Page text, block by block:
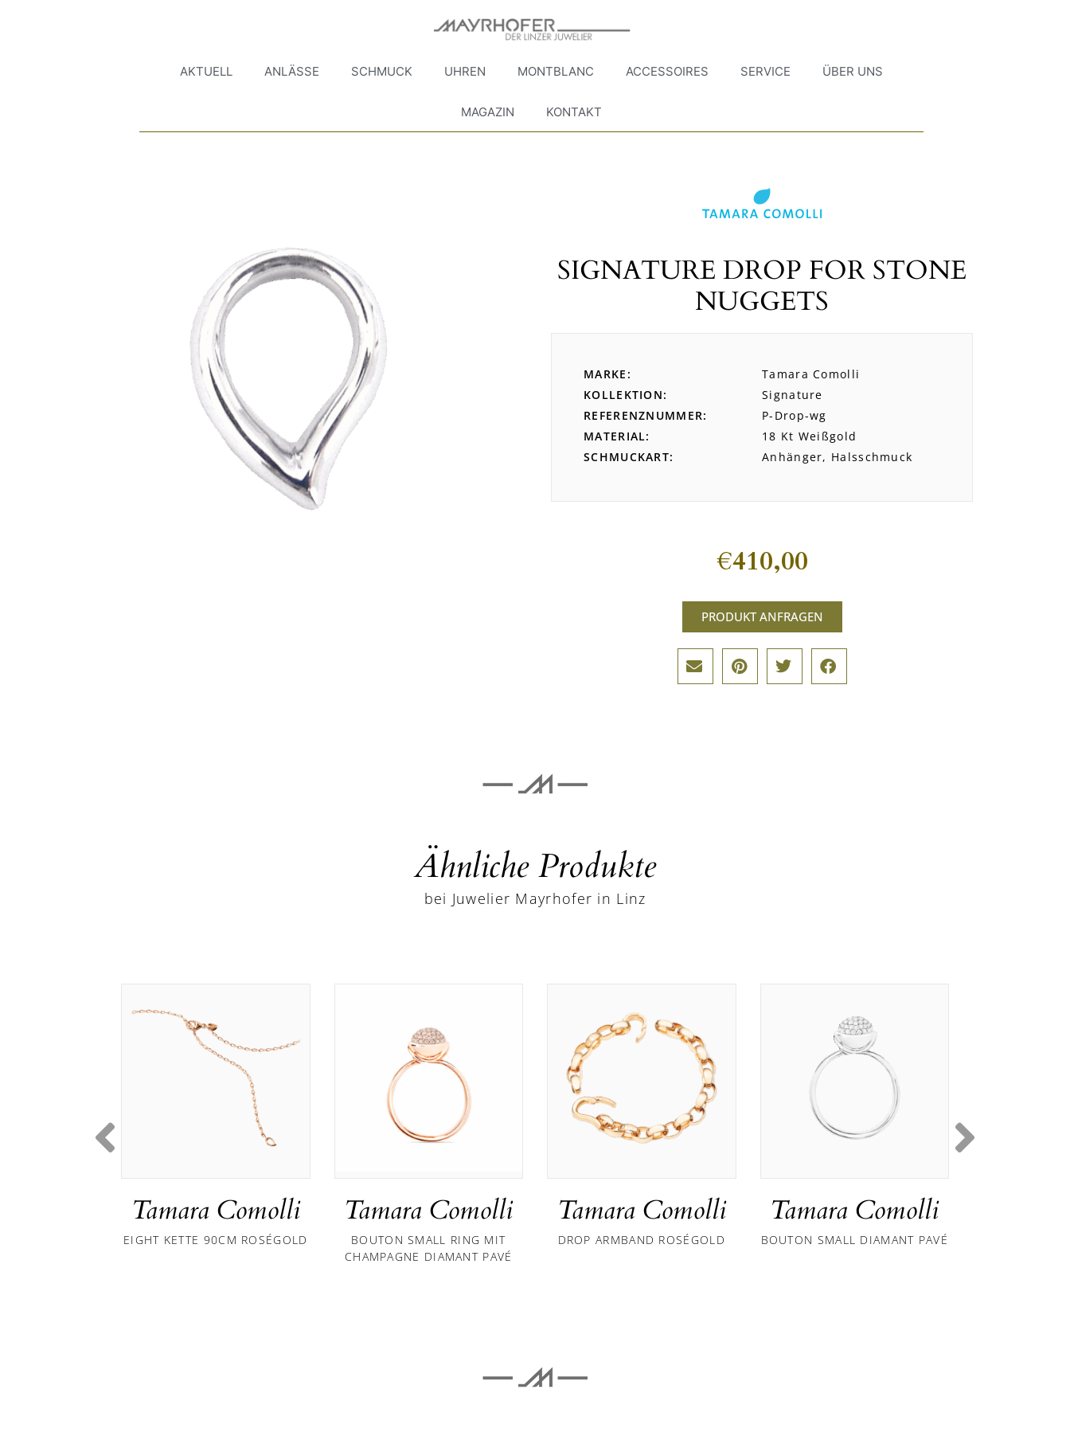
AKTUELL ANLÄSSE SCHMUCK UHREN MONTBLANC ACCESSOIRES SERVICE ÜBER UNS
MAGAZIN KONTAKT
SIGNATURE DROP FOR STONE
NUGGETS
MARKE
Tamara Comolli
KOLLEKTION
Signature
REFERENZNUMMER
P-Drop-wg
MATERIAL
18 Kt Weißgold
SCHMUCKART
Anhänger, Halsschmuck
€410,00
PRODUKT ANFRAGEN
Ähnliche Produkte
bei Juwelier Mayrhofer in Linz
Tamara Comolli
EIGHT KETTE 90CM ROSÉGOLD
Tamara Comolli
BOUTON SMALL RING MIT
CHAMPAGNE DIAMANT PAVÉ
Tamara Comolli
DROP ARMBAND ROSÉGOLD
Tamara Comolli
BOUTON SMALL DIAMANT PAVÉ